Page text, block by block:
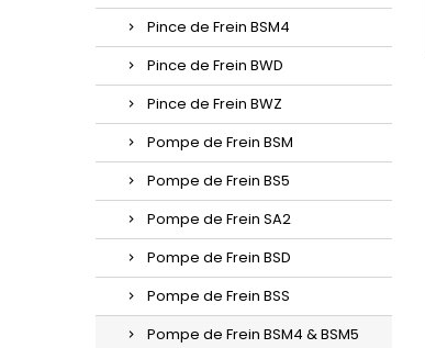
Pince de Frein BSM4
Pince de Frein BWD
Pince de Frein BWZ
Pompe de Frein BSM
Pompe de Frein BS5
Pompe de Frein SA2
Pompe de Frein BSD
Pompe de Frein BSS
Pompe de Frein BSM4 & BSM5